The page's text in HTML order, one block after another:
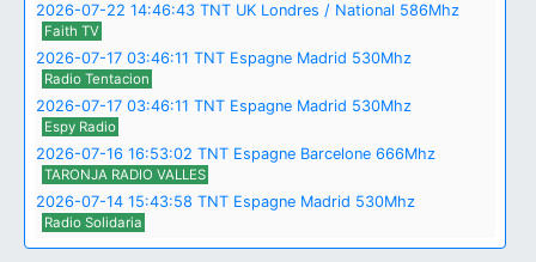
2026-07-22 14:46:43 TNT UK Londres / National 586Mhz
Faith TV
2026-07-17 03:46:11 TNT Espagne Madrid 530Mhz
Radio Tentacion
2026-07-17 03:46:11 TNT Espagne Madrid 530Mhz
Espy Radio
2026-07-16 16:53:02 TNT Espagne Barcelone 666Mhz
TARONJA RADIO VALLES
2026-07-14 15:43:58 TNT Espagne Madrid 530Mhz
Radio Solidaria